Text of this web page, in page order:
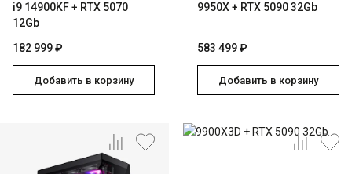
i9 14900KF + RTX 5070
12Gb
182 999 ₽
Добавить в корзину
9950X + RTX 5090 32Gb
583 499 ₽
Добавить в корзину